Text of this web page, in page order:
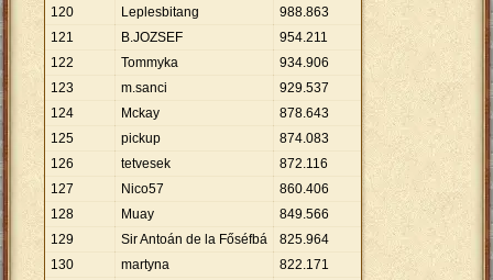
120
Leplesbitang 988.863
121
B.JOZSEF 954.211
122
Tommyka 934.906
123
m.sanci 929.537
124
Mckay 878.643
125
pickup 874.083
126
tetvesek 872.116
127
Nico57 860.406
128
Muay 849.566
129
Sir Antoán de la Főséfbá 825.964
130
martyna 822.171